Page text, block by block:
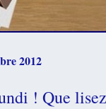
2012
! Que